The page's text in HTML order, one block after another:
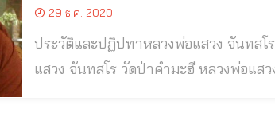
29 ธ.ค. 2020
ประวัติและปฏิปทาหลวงพ่อแสวง จันทสโร วัดป่าคำมะฮี (สาขาที่ ๓๖ วัดหนองป่าพง)อ.ไทยเจริญ จ.ยโสธร หลวงพ่อ
แสวง จันทสโร วัดป่าคำมะฮี หลวงพ่อแสวง จันทสโร ท่านเป็นพระสหธรรมมิกของ ท่านพระอาจารย์คูณ ติกขวีโร